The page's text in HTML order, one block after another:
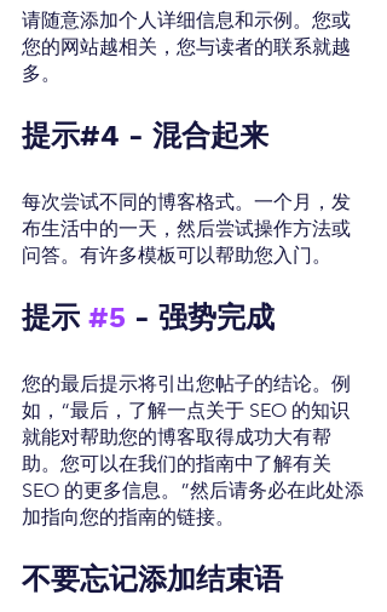
请随意添加个人详细信息和示例。您或
您的网站越相关，您与读者的联系就越
多。
提示#4 - 混合起来
每次尝试不同的博客格式。一个月，发
布生活中的一天，然后尝试操作方法或
问答。有许多模板可以帮助您入门。
提示 #5 - 强势完成
您的最后提示将引出您帖子的结论。例
如，“最后，了解一点关于 SEO 的知识
就能对帮助您的博客取得成功大有帮
助。您可以在我们的指南中了解有关
SEO 的更多信息。”然后请务必在此处添
加指向您的指南的链接。
不要忘记添加结束语